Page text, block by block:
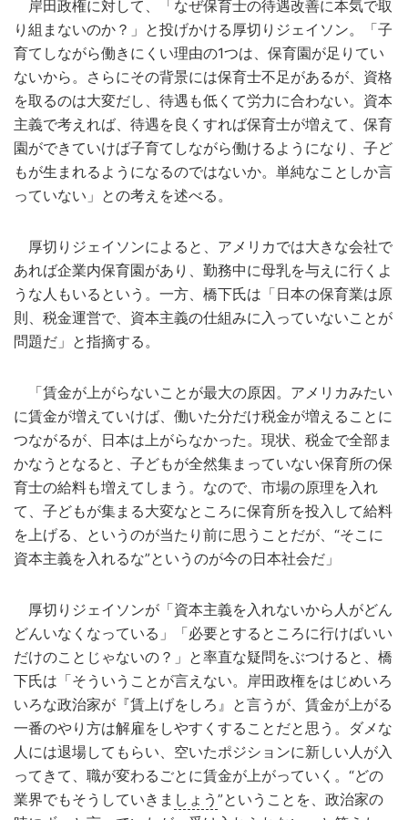
岸田政権に対して、「なぜ保育士の待遇改善に本気で取
り組まないのか？」と投げかける厚切りジェイソン。「子
育てしながら働きにくい理由の1つは、保育園が足りてい
ないから。さらにその背景には保育士不足があるが、資格
を取るのは大変だし、待遇も低くて労力に合わない。資本
主義で考えれば、待遇を良くすれば保育士が増えて、保育
園ができていけば子育てしながら働けるようになり、子ど
もが生まれるようになるのではないか。単純なことしか言
っていない」との考えを述べる。
厚切りジェイソンによると、アメリカでは大きな会社で
あれば企業内保育園があり、勤務中に母乳を与えに行くよ
うな人もいるという。一方、橋下氏は「日本の保育業は原
則、税金運営で、資本主義の仕組みに入っていないことが
問題だ」と指摘する。
「賃金が上がらないことが最大の原因。アメリカみたい
に賃金が増えていけば、働いた分だけ税金が増えることに
つながるが、日本は上がらなかった。現状、税金で全部ま
かなうとなると、子どもが全然集まっていない保育所の保
育士の給料も増えてしまう。なので、市場の原理を入れ
て、子どもが集まる大変なところに保育所を投入して給料
を上げる、というのが当たり前に思うことだが、“そこに
資本主義を入れるな”というのが今の日本社会だ」
厚切りジェイソンが「資本主義を入れないから人がどん
どんいなくなっている」「必要とするところに行けばいい
だけのことじゃないの？」と率直な疑問をぶつけると、橋
下氏は「そういうことが言えない。岸田政権をはじめいろ
いろな政治家が『賃上げをしろ』と言うが、賃金が上がる
一番のやり方は解雇をしやすくすることだと思う。ダメな
人には退場してもらい、空いたポジションに新しい人が入
ってきて、職が変わるごとに賃金が上がっていく。“どの
業界でもそうしていきま しょう ”ということを、政治家の